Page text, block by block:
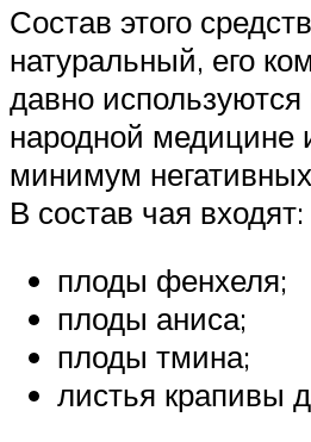
Состав этого
натуральный, его
давно
народной медицине
минимум
В состав чая входят:
плоды фенхеля;
плоды аниса;
плоды тмина;
листья крапивы